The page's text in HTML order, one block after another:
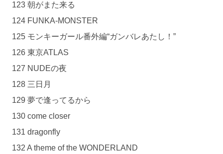
123 朝がまた来る
124 FUNKA-MONSTER
125 モンキーガール番外編“ガンバレあたし！”
126 東京ATLAS
127 NUDEの夜
128 三日月
129 夢で逢ってるから
130 come closer
131 dragonfly
132 A theme of the WONDERLAND